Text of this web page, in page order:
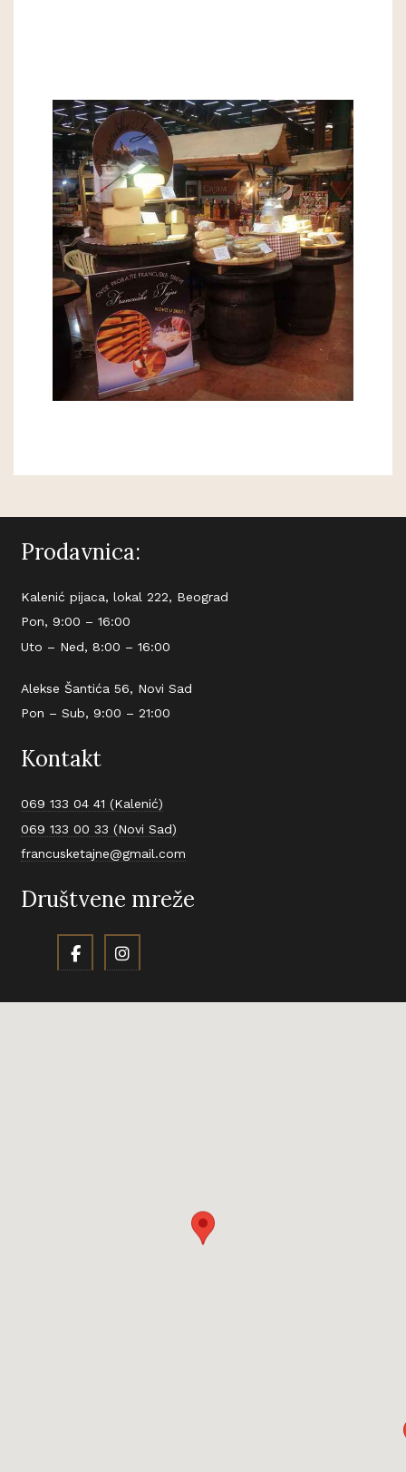
Prodavnica:
Kalenić pijaca, lokal 222, Beograd
Pon, 9:00 – 16:00
Uto – Ned, 8:00 – 16:00
Alekse Šantića 56, Novi Sad
Pon – Sub, 9:00 – 21:00
Kontakt
069 133 04 41 (Kalenić)
069 133 00 33 (Novi Sad)
francusketajne@gmail.com
Društvene mreže